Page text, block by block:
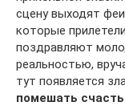
сцену выходят
которые
поздравляют
реальностью,
тут появляется
помешать